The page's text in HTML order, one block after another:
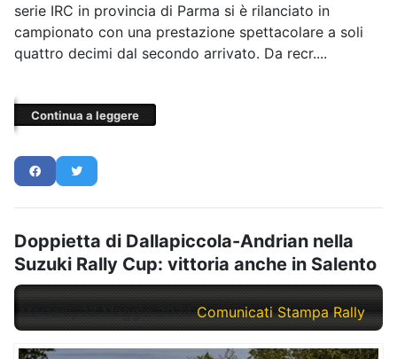
serie IRC in provincia di Parma si è rilanciato in
campionato con una prestazione spettacolare a soli
quattro decimi dal secondo arrivato. Da recr....
Continua a leggere
Doppietta di Dallapiccola-Andrian nella
Suzuki Rally Cup: vittoria anche in Salento
Martedì, 28 Maggio 2024 Comunicati Stampa Rally